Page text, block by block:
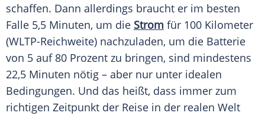
schaffen. Dann allerdings braucht er im besten
Falle 5,5 Minuten, um die Strom für 100 Kilometer
(WLTP-Reichweite) nachzuladen, um die Batterie
von 5 auf 80 Prozent zu bringen, sind mindestens
22,5 Minuten nötig – aber nur unter idealen
Bedingungen. Und das heißt, dass immer zum
richtigen Zeitpunkt der Reise in der realen Welt